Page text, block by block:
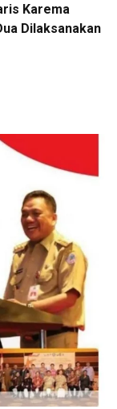
Karema
Dilaksanakan